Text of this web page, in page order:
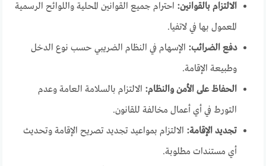
الالتزام بالقوانين: احترام جميع القوانين المحلية واللوائح الرسمية
المعمول بها في لاتفيا.
دفع الضرائب: الإسهام في النظام الضريبي حسب نوع الدخل
وطبيعة الإقامة.
الحفاظ على الأمن والنظام: الالتزام بالسلامة العامة وعدم
التورط في أي أعمال مخالفة للقانون.
تجديد الإقامة: الالتزام بمواعيد تجديد تصريح الإقامة وتحديث
أي مستندات مطلوبة.